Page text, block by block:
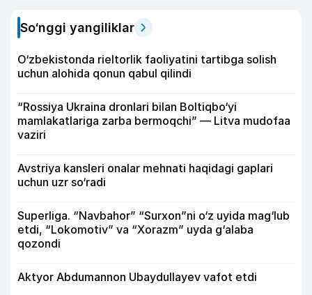
So‘nggi yangiliklar
O‘zbekistonda rieltorlik faoliyatini tartibga solish
uchun alohida qonun qabul qilindi
“Rossiya Ukraina dronlari bilan Boltiqbo‘yi
mamlakatlariga zarba bermoqchi” — Litva mudofaa
vaziri
Avstriya kansleri onalar mehnati haqidagi gaplari
uchun uzr so‘radi
Superliga. “Navbahor” “Surxon”ni o‘z uyida mag‘lub
etdi, “Lokomotiv” va “Xorazm” uyda g‘alaba
qozondi
Aktyor Abdu­mannon Ubaydullayev vafot etdi